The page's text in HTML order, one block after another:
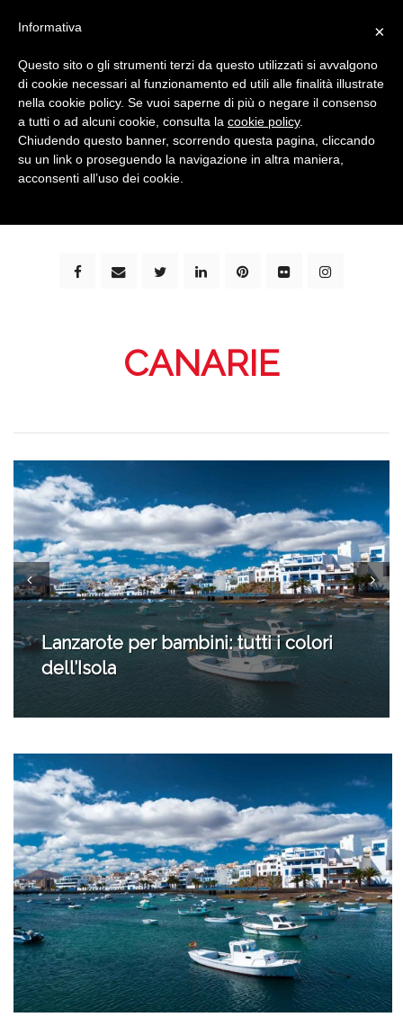
bimbi e viaggi - family travel blog: community #1 in
CANARIE
Aeroporto di Fuerteventura con
bambini? Super!
×
Informativa
Questo sito o gli strumenti terzi da questo utilizzati si avvalgono
di cookie necessari al funzionamento ed utili alle finalità illustrate
nella cookie policy. Se vuoi saperne di più o negare il consenso
a tutti o ad alcuni cookie, consulta la cookie policy.
Chiudendo questo banner, scorrendo questa pagina, cliccando
su un link o proseguendo la navigazione in altra maniera,
acconsenti all’uso dei cookie.